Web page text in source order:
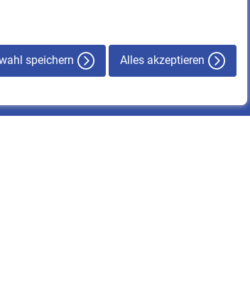
speichern Alles akzeptieren